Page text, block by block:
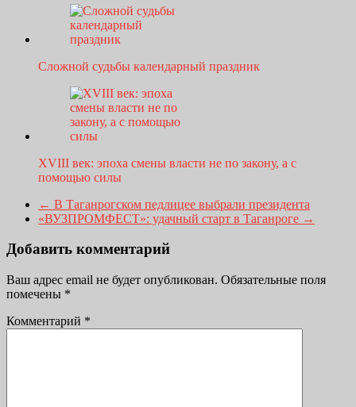
Сложной судьбы календарный праздник
XVIII век: эпоха смены власти не по закону, а с
помощью силы
← В Таганрогском педлицее выбрали президента
«ВУЗПРОМФЕСТ»: удачный старт в Таганроге →
Добавить комментарий
Ваш адрес email не будет опубликован. Обязательные поля
помечены *
Комментарий *